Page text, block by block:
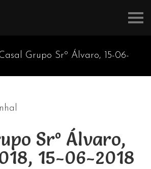
Grupo Srº Álvaro, 15-06-
Srº Álvaro,
15-06-2018